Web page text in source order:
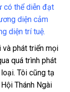
có thể diễn đạt
diện cảm
diện trí tuệ.
và phát triển mọi
quá trình phát
Tôi cũng tạ
Thánh Ngài